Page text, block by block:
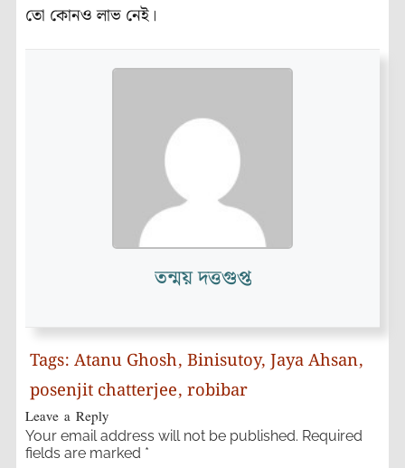
তো কোনও লাভ নেই।
তন্ময় দত্তগুপ্ত
Tags: Atanu Ghosh, Binisutoy, Jaya Ahsan,
posenjit chatterjee, robibar
Leave a Reply
Your email address will not be published. Required
fields are marked *